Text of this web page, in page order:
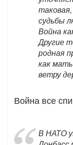
судьбы
Война
Другие
родная
как
ветру
Война все
В НАТО